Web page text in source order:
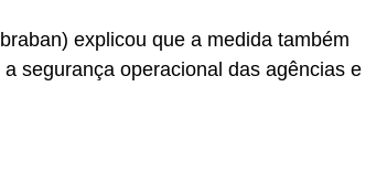
explicou que a medida também
segurança operacional das agências e